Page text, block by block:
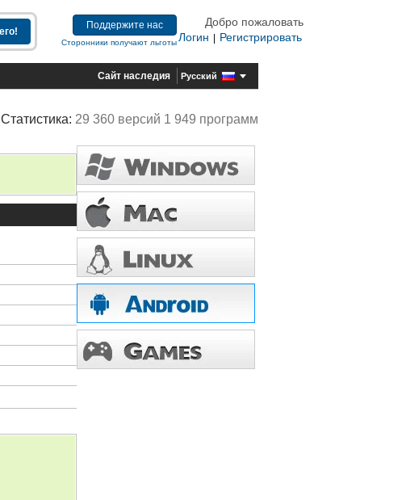
Поддержите нас
Сторонники получают льготы
Добро пожаловать
Логин
Регистрировать
Сайт наследия Русский
Статистика: 29 360 версий 1 949 программ